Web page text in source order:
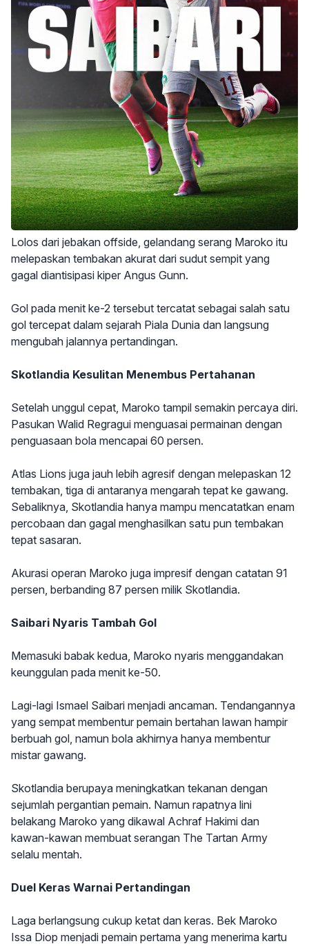
Lolos dari jebakan offside, gelandang serang Maroko itu
melepaskan tembakan akurat dari sudut sempit yang
gagal diantisipasi kiper Angus Gunn.
Gol pada menit ke-2 tersebut tercatat sebagai salah satu
gol tercepat dalam sejarah Piala Dunia dan langsung
mengubah jalannya pertandingan.
Skotlandia Kesulitan Menembus Pertahanan
Setelah unggul cepat, Maroko tampil semakin percaya diri.
Pasukan Walid Regragui menguasai permainan dengan
penguasaan bola mencapai 60 persen.
Atlas Lions juga jauh lebih agresif dengan melepaskan 12
tembakan, tiga di antaranya mengarah tepat ke gawang.
Sebaliknya, Skotlandia hanya mampu mencatatkan enam
percobaan dan gagal menghasilkan satu pun tembakan
tepat sasaran.
Akurasi operan Maroko juga impresif dengan catatan 91
persen, berbanding 87 persen milik Skotlandia.
Saibari Nyaris Tambah Gol
Memasuki babak kedua, Maroko nyaris menggandakan
keunggulan pada menit ke-50.
Lagi-lagi Ismael Saibari menjadi ancaman. Tendangannya
yang sempat membentur pemain bertahan lawan hampir
berbuah gol, namun bola akhirnya hanya membentur
mistar gawang.
Skotlandia berupaya meningkatkan tekanan dengan
sejumlah pergantian pemain. Namun rapatnya lini
belakang Maroko yang dikawal Achraf Hakimi dan
kawan-kawan membuat serangan The Tartan Army
selalu mentah.
Duel Keras Warnai Pertandingan
Laga berlangsung cukup ketat dan keras. Bek Maroko
Issa Diop menjadi pemain pertama yang menerima kartu